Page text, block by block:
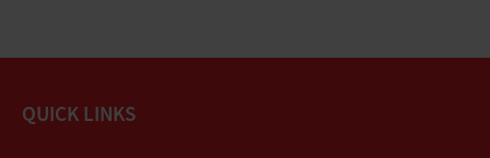
QUICK LINKS